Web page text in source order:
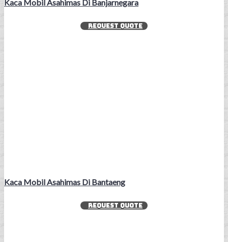
Kaca Mobil Asahimas Di Banjarnegara
REQUEST QUOTE
Kaca Mobil Asahimas Di Bantaeng
REQUEST QUOTE